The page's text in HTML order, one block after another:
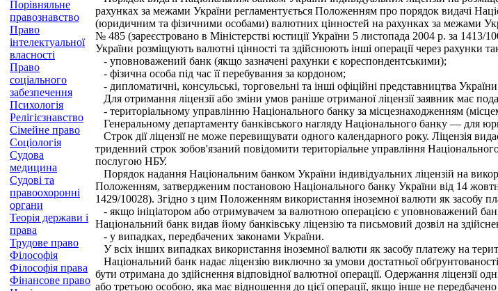
Порівняльне
правознавство
Право
інтелектуальної
власності
Право
соціального
забезпечення
Психологія
Релігієзнавство
Сімейне право
Соціологія
Судова
медицина
Судові та
правоохоронні
органи
Теорія держави і
права
Трудове право
Філософія
Філософія права
Фінансове право
рахунках за межами України регламентується Положенням про порядок видачі
(юридичним та фізичними особами) валютних цінностей на рахунках за межами
№ 485 (зареєстровано в Міністерстві юстиції України 5 листопада 2004 р. за 1413/
України розміщують валютні цінності та здійснюють інші операції через рахунки
- уповноважений банк (якщо зазначені рахунки є кореспондентськими);
- фізична особа під час її перебування за кордоном;
- дипломатичні, консульські, торговельні та інші офіційні представництва
Для отримання ліцензії або зміни умов раніше отриманої ліцензії заявник має
- територіальному управлінню Національного банку за місцезнаходженням
Генеральному департаменту банківського нагляду Національного банку — для
Строк дії ліцензії не може перевищувати одного календарного року. Ліцензія
триденний строк зобов'язаний повідомити територіальне управління
послугою НБУ.
Порядок надання Національним банком України індивідуальних ліцензій на
Положенням, затвердженим постановою Національного банку України від 14
1429/10028). Згідно з цим Положенням використання іноземної валюти як засобу
- якщо ініціатором або отримувачем за валютною операцією є уповноважений
Національний банк видав йому банківську ліцензію та письмовий дозвіл на
- у випадках, передбачених законами України.
У всіх інших випадках використання іноземної валюти як засобу платежу на
Національний банк надає ліцензію виключно за умови достатньої
бути отримана до здійснення відповідної валютної операції. Одержання ліцензії
або третьою особою, яка має відношення до цієї операції, якщо інше не